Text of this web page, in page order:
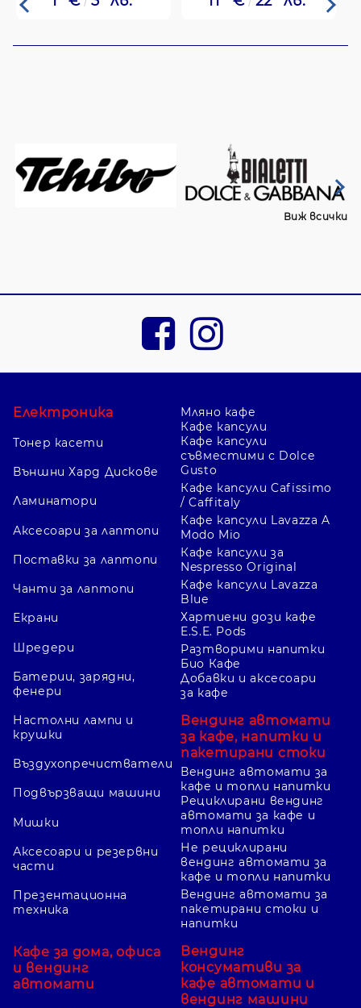
Виж всички
Електроника
Тонер касети
Външни Хард Дискове
Ламинатори
Аксесоари за лаптопи
Поставки за лаптопи
Чанти за лаптопи
Екрани
Шредери
Батерии, зарядни,
фенери
Настолни лампи и
крушки
Въздухопречистватели
Подвързващи машини
Мишки
Аксесоари и резервни
части
Презентационна
техника
Кафе за дома, офиса
и вендинг
автомати
Мляно кафе
Кафе капсули
Кафе капсули
съвместими с Dolce
Gusto
Кафе капсули Cafissimo
/ Caffitaly
Кафе капсули Lavazza A
Modo Mio
Кафе капсули за
Nespresso Original
Кафе капсули Lavazza
Blue
Хартиени дози кафе
E.S.E. Pods
Разтворими напитки
Био Кафе
Добавки и аксесоари
за кафе
Вендинг автомати
за кафе, напитки и
пакетирани стоки
Вендинг автомати за
кафе и топли напитки
Рециклирани вендинг
автомати за кафе и
топли напитки
Не рециклирани
вендинг автомати за
кафе и топли напитки
Вендинг автомати за
пакетирани стоки и
напитки
Вендинг
консумативи за
кафе автомати и
вендинг машини